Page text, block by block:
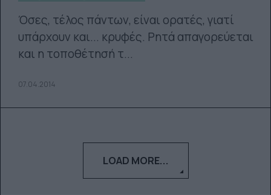
Όσες, τέλος πάντων, είναι ορατές, γιατί
υπάρχουν και... κρυφές. Ρητά απαγορεύεται
και η τοποθέτησή τ...
07.04.2014
LOAD MORE...